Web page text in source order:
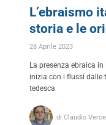
L’ebraismo
storia e le
28 Aprile 2023
La presenza ebraica
inizia con i flussi dalle
tedesca
di Claudio